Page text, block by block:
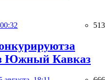
513
Южный Кавказ